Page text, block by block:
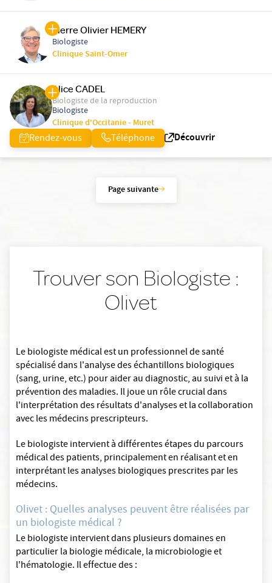
Pierre Olivier HEMERY
Biologiste
Clinique Saint-Omer
Alice CADEL
Biologiste de la reproduction
Biologiste
Clinique d'Occitanie - Muret
Rendez-vous Téléphone Découvrir
Page suivante
Trouver son Biologiste :
Olivet
Le biologiste médical est un professionnel de santé
spécialisé dans l'analyse des échantillons biologiques
(sang, urine, etc.) pour aider au diagnostic, au suivi et à la
prévention des maladies. Il joue un rôle crucial dans
l'interprétation des résultats d'analyses et la collaboration
avec les médecins prescripteurs.
Le biologiste intervient à différentes étapes du parcours
médical des patients, principalement en réalisant et en
interprétant les analyses biologiques prescrites par les
médecins.
Olivet : Quelles analyses peuvent être réalisées par
un biologiste médical ?
Le biologiste intervient dans plusieurs domaines en
particulier la biologie médicale, la microbiologie et
l'hématologie. Il effectue des :